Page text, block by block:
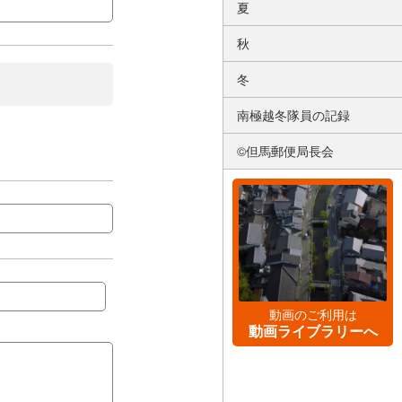
夏
秋
冬
南極越冬隊員の記録
©但馬郵便局長会
動画のご利用は
動画ライブラリーへ